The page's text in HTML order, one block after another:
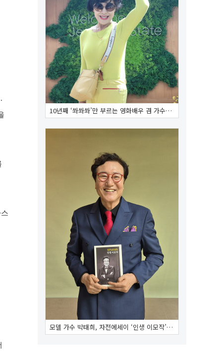
.
10년째 ‘쏴쏴쏴’만 부르는 영화배우 겸 가수…
모델 가수 박태희, 자전에세이 ‘인생 이모작’…